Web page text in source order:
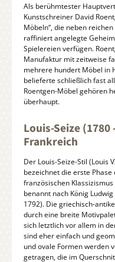
Als berühmtester
Kunstschreiner David
Möbeln“, die neben
raffiniert angelegte
Spielereien verfügen.
Manufaktur mit zeitweise
mehrere hundert Möbel in
belieferte schließlich fast
Roentgen-Möbel gehören
überhaupt.
Louis-Seize
Frankreich
Der Louis-Seize-Stil (Louis
bezeichnet die erste Phase
französischen
benannt nach König Ludwig
1792). Die griechisch-
durch eine breite
sich letztlich vor allem in
sind eher einfach und
und ovale Formen werden
getragen, die im